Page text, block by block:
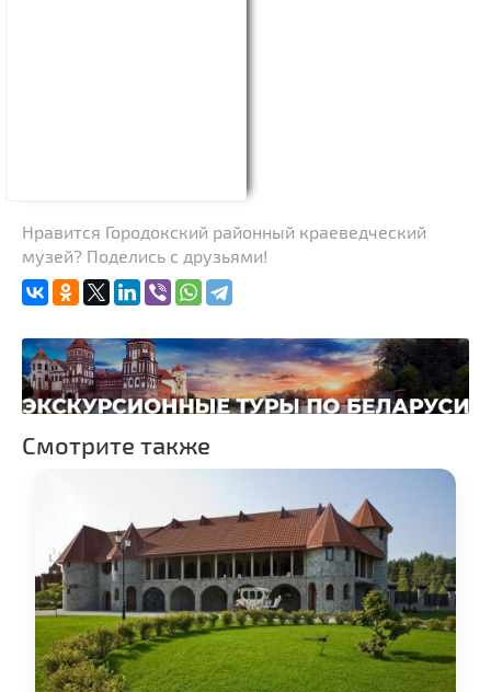
Нравится Городокский районный краеведческий
музей? Поделись с друзьями!
Смотрите также